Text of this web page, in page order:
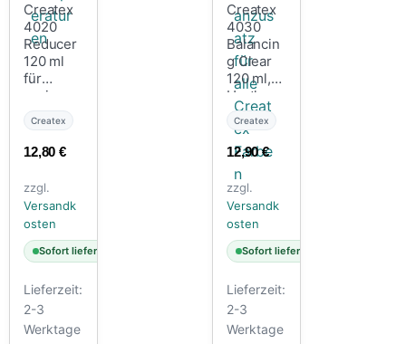
Createx
4020
Reducer
120 ml
für
geringe
Tempera
turen
Createx
12,80€
zzgl.
Versandk
osten
Sofort lieferbar
Lieferzeit:
2-3
Werktage
Createx
4030
Balancin
g Clear
120 ml,
Urethanz
usatz für
alle
Createx
Createx
12,90€
zzgl.
Versandk
osten
Sofort lieferbar
Lieferzeit:
2-3
Werktage